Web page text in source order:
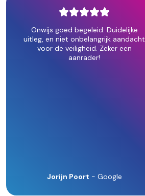
Onwijs goed begeleid. Duidelijke
uitleg, en niet onbelangrijk aandacht
voor de veiligheid. Zeker een
aanrader!
Jorijn Poort - Google